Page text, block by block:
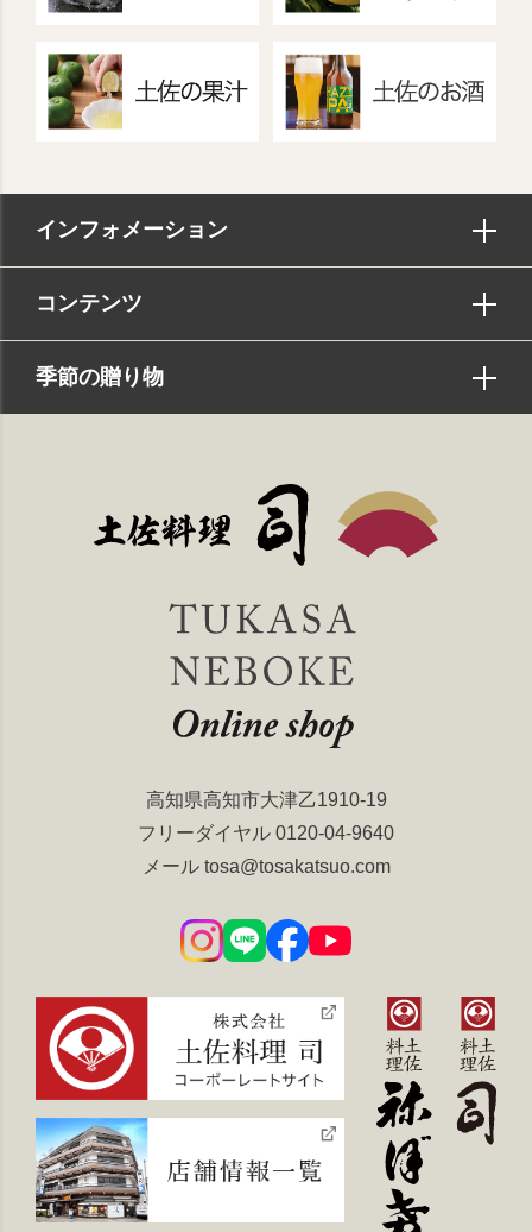
インフォメーション
コンテンツ
季節の贈り物
高知県高知市大津乙1910-19
フリーダイヤル 0120-04-9640
メール tosa@tosakatsuo.com